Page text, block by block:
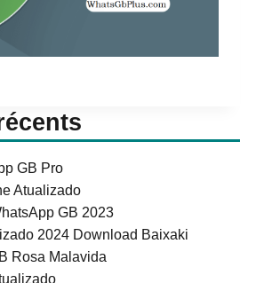
GB Pro
Atualizado
GB 2023
2024 Download Baixaki
Rosa Malavida